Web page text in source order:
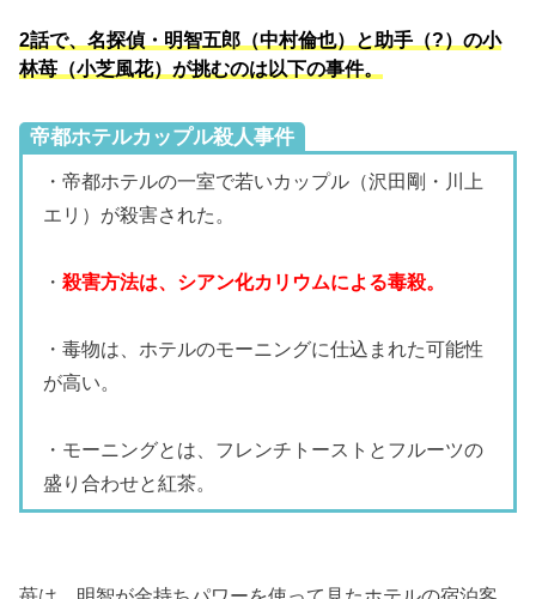
2話で、名探偵・明智五郎（中村倫也）と助手（?）の小
林苺（小芝風花）が挑むのは以下の事件。
帝都ホテルカップル殺人事件
・帝都ホテルの一室で若いカップル（沢田剛・川上
エリ）が殺害された。
・ 殺害方法は、シアン化カリウムによる毒殺。
・毒物は、ホテルのモーニングに仕込まれた可能性
が高い。
・モーニングとは、フレンチトーストとフルーツの
盛り合わせと紅茶。